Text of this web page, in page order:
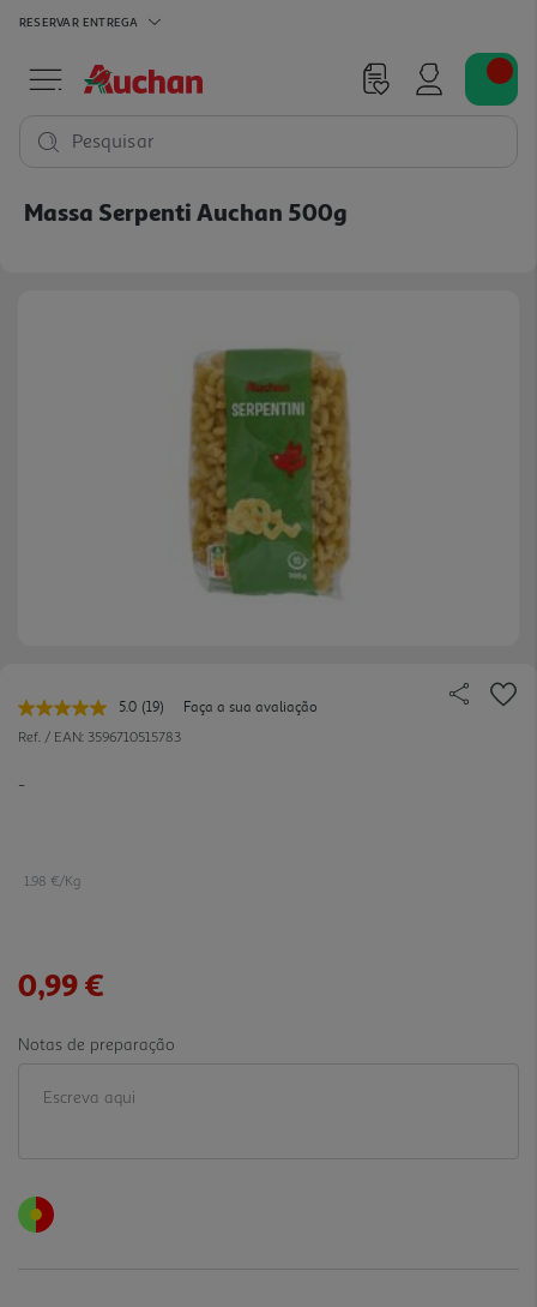
RESERVAR ENTREGA
Pesquisar
Massa Serpenti Auchan 500g
5.0 Leu
19
(19)
Faça a sua avaliação
Ref. / EAN: 3596710515783
-
1.98 €/Kg
0,99 €
Notas de preparação